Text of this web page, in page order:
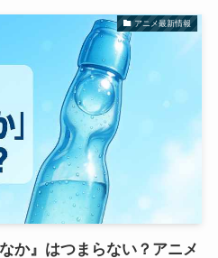
アニメ最新情報
か』はつまらない？アニメ